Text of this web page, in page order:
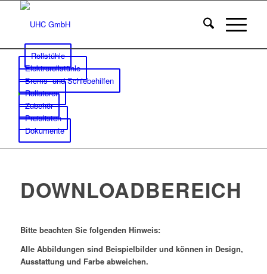
Rollstühle
Elektrorollstühle
Brems- und Schiebehilfen
Rollatoren
Zubehör
Preislisten
Dokumente
DOWNLOADBEREICH
Bitte beachten Sie folgenden Hinweis:
Alle Abbildungen sind Beispielbilder und können in Design,
Ausstattung und Farbe abweichen.